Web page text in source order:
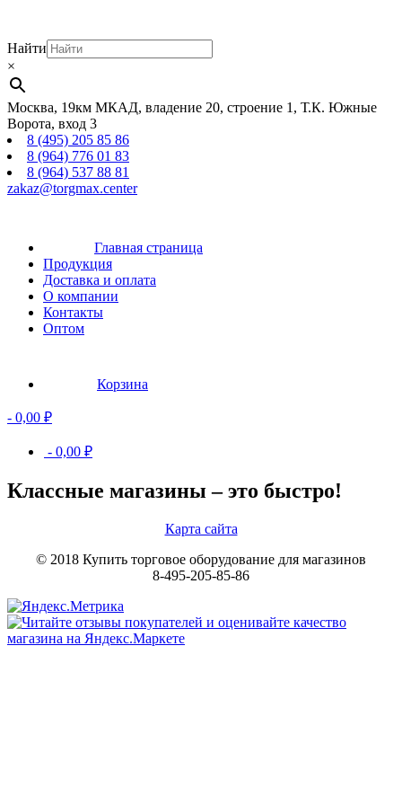
Найти
×
Москва, 19км МКАД, владение 20, строение 1, Т.К. Южные
Ворота, вход 3
8 (495) 205 85 86
8 (964) 776 01 83
8 (964) 537 88 81
zakaz@torgmax.center
Главная страница
Продукция
Доставка и оплата
О компании
Контакты
Оптом
Корзина
- 0,00 ₽
- 0,00 ₽
Классные магазины – это быстро!
Карта сайта
© 2018 Купить торговое оборудование для магазинов
8-495-205-85-86